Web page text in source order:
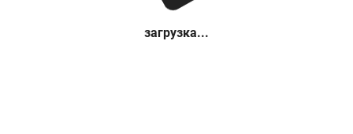
загрузка...